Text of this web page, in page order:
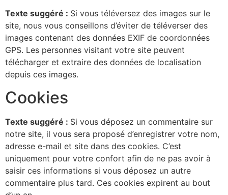
Texte suggéré : Si vous téléversez des images sur le
site, nous vous conseillons d’éviter de téléverser des
images contenant des données EXIF de coordonnées
GPS. Les personnes visitant votre site peuvent
télécharger et extraire des données de localisation
depuis ces images.
Cookies
Texte suggéré : Si vous déposez un commentaire sur
notre site, il vous sera proposé d’enregistrer votre nom,
adresse e-mail et site dans des cookies. C’est
uniquement pour votre confort afin de ne pas avoir à
saisir ces informations si vous déposez un autre
commentaire plus tard. Ces cookies expirent au bout